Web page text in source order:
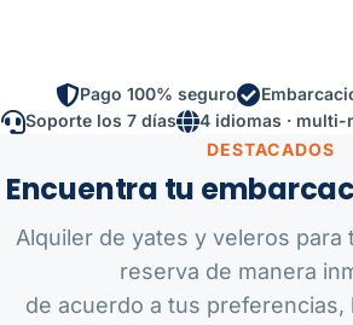
Pago 100% seguro
Soporte los 7 días
4 idiomas · multi-
DESTACADOS
Encuentra tu
Alquiler de yates y veleros para
reserva de manera
de acuerdo a tus preferencias,